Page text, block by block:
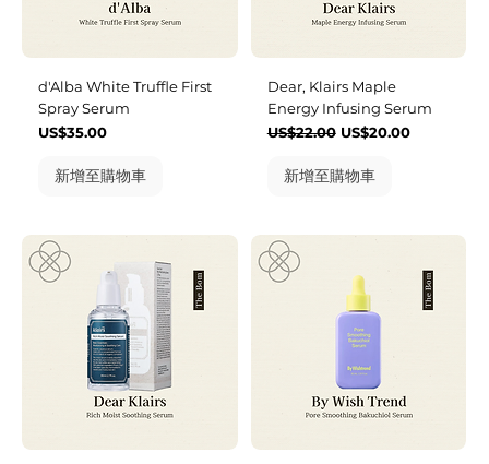
d'Alba White Truffle First
Spray Serum
價格
US$35.00
新增至購物車
Dear, Klairs Maple
Energy Infusing Serum
一般價格
US$22.00 促銷價格
US$20.00
新增至購物車